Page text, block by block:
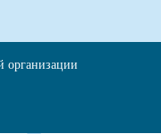
организации